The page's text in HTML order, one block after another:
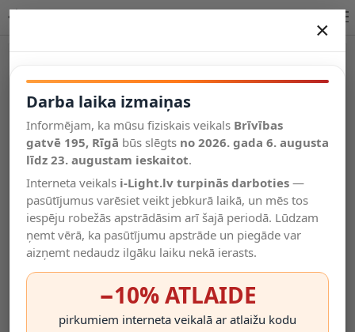
Salīdzināt
Vēlmju
saraksts
Valodas
×
Darba laika izmaiņas
Informējam, ka mūsu fiziskais veikals Brīvības
gatvē 195, Rīgā būs slēgts no 2026. gada 6. augusta
līdz 23. augustam ieskaitot.
Interneta veikals i-Light.lv turpinās darboties —
pasūtījumus varēsiet veikt jebkurā laikā, un mēs tos
iespēju robežās apstrādāsim arī šajā periodā. Lūdzam
ņemt vērā, ka pasūtījumu apstrāde un piegāde var
aizņemt nedaudz ilgāku laiku nekā ierasts.
−10% ATLAIDE
pirkumiem interneta veikalā ar atlaižu kodu